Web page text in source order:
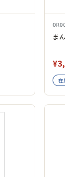
ま
在